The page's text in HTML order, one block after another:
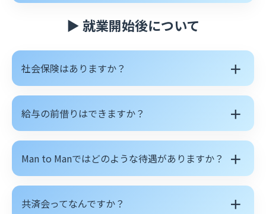
▶ 就業開始後について
社会保険はありますか？ ＋
給与の前借りはできますか？ ＋
Man to Manではどのような待遇がありますか？ ＋
共済会ってなんですか？ ＋